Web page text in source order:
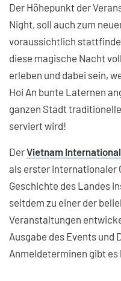
Der Höhepunkt der
Night, soll auch zum
voraussichtlich
diese magische Nacht
erleben und dabei sein,
Hoi An bunte Laternen
ganzen Stadt
serviert wird!
DerVietnam
als erster internationaler
Geschichte des Landes
seitdem zu einer der
Veranstaltungen
Ausgabe des Events und
Anmeldeterminen gibt es